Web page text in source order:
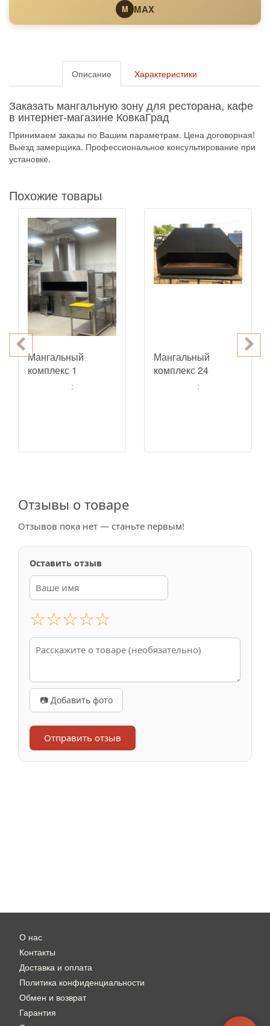
M MAX
Описание Характеристики
Заказать мангальную зону для ресторана, кафе
в интернет-магазине КовкаГрад
Принимаем заказы по Вашим параметрам. Цена договорная!
Выезд замерщика. Профессиональное консультирование при
установке.
Похожие товары
Мангальный
комплекс 1
:
Мангальный
комплекс 24
:
Отзывы о товаре
Отзывов пока нет — станьте первым!
Оставить отзыв
☆☆☆☆☆
📷 Добавить фото
Отправить отзыв
О нас
Контакты
Доставка и оплата
Политика конфиденциальности
Обмен и возврат
Гарантия